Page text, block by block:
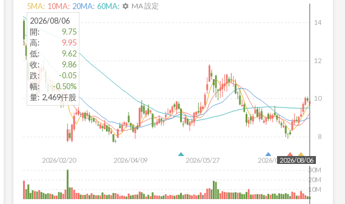
2026/02/20 2026/04/09 2026/05/27 2026/07/15
8
10
12
14
2026/08/06
10M
20M
30M
2026/08/06
開:
9.75
高:
9.95
低:
9.62
收:
9.86
跌:
-0.05
幅:
-0.50%
量: 2,469仟股
5MA: 10MA: 20MA: 60MA: settings MA 設定